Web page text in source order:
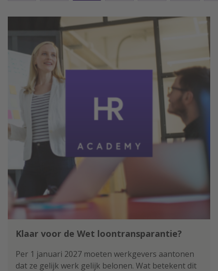
binnen je team. Geen tijd
verspillen aan zelf uitzoeken: met
één klik synchroniseer je de
en mis je nooit een kans om
verbinding te maken met
Klaar voor de Wet loontransparantie?
Per 1 januari 2027 moeten werkgevers aantonen
dat ze gelijk werk gelijk belonen. Wat betekent dit